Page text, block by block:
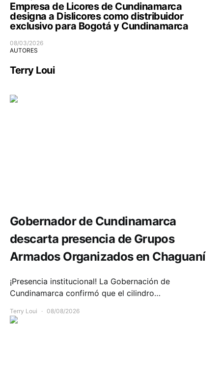
Empresa de Licores de Cundinamarca
designa a Dislicores como distribuidor
exclusivo para Bogotá y Cundinamarca
08/03/2026
AUTORES
Terry Loui
Gobernador de Cundinamarca
descarta presencia de Grupos
Armados Organizados en Chaguaní
¡Presencia institucional! La Gobernación de
Cundinamarca confirmó que el cilindro…
Terry Loui 08/08/2026